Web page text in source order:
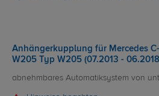
Anhängerkupplung für Mercedes
W205 Typ W205 (07.2013 -
abnehmbares Automatiksystem von